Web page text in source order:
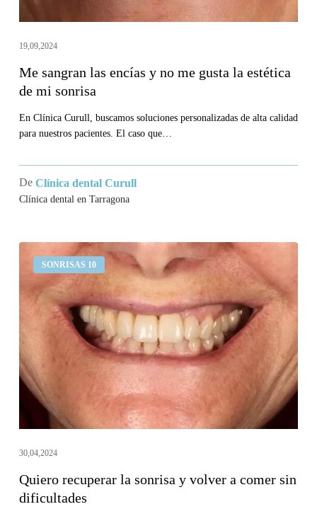
estética
de
sonrisa
19,09,2024
Me sangran las encías y no me gusta la estética
de mi sonrisa
En Clínica Curull, buscamos soluciones personalizadas de alta calidad
para nuestros pacientes. El caso que…
De Clínica dental Curull
Clínica dental en Tarragona
SONRISAS 10
recuperar
la
sonrisa
volver
a
comer
dificultades
30,04,2024
Quiero recuperar la sonrisa y volver a comer sin
dificultades